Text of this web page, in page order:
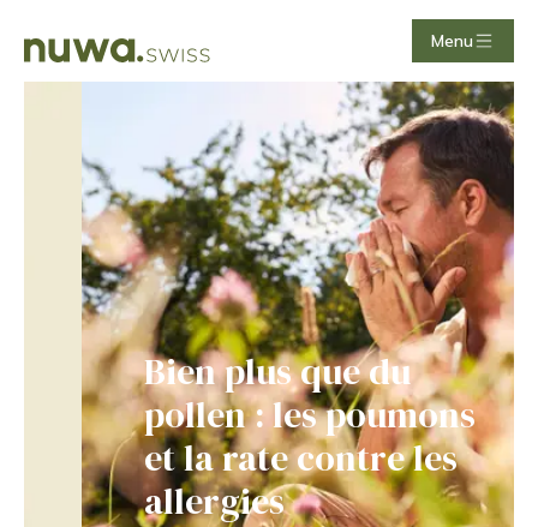
Menu
Acupuncture MTC | efficace,
Bien plus que du
pollen : les poumons
et la rate contre les
allergies